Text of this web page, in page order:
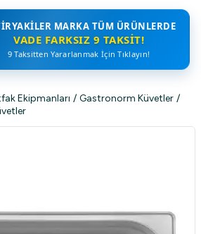
MARKA TÜM ÜRÜNLERDE
VADE FARKSIZ 9 TAKSIT!
9 Taksitten Yararlanmak İçin Tıklayın!
Ekipmanları / Gastronorm Küvetler /